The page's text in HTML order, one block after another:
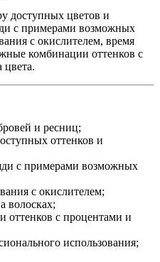
доступных цветов и
с примерами возможных
с окислителем, время
комбинации оттенков с
цвета.
и ресниц;
оттенков и
с примерами возможных
с окислителем;
волосках;
оттенков с процентами и
использования;